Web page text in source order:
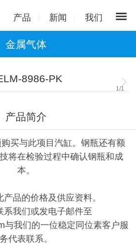
产品 新闻 我们
金属气体
8986-PK
1 /1
产品简介
买与此项目汽缸。钢瓶还有额
将在检验过程中确认钢瓶和成
本。
品的价格及供应资料。
系我们或发电子邮件至
与我们的一位稳定同位素客户服
务代表联系。